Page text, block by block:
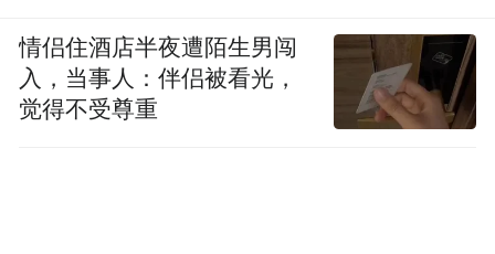
情侣住酒店半夜遭陌生男闯
入，当事人：伴侣被看光，
觉得不受尊重